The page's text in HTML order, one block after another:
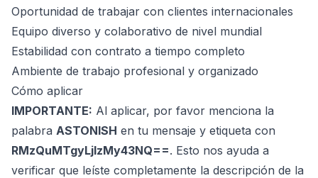
Oportunidad de trabajar con clientes internacionales
Equipo diverso y colaborativo de nivel mundial
Estabilidad con contrato a tiempo completo
Ambiente de trabajo profesional y organizado
Cómo aplicar
IMPORTANTE: Al aplicar, por favor menciona la
palabra ASTONISH en tu mensaje y etiqueta con
RMzQuMTgyLjIzMy43NQ==. Esto nos ayuda a
verificar que leíste completamente la descripción de la